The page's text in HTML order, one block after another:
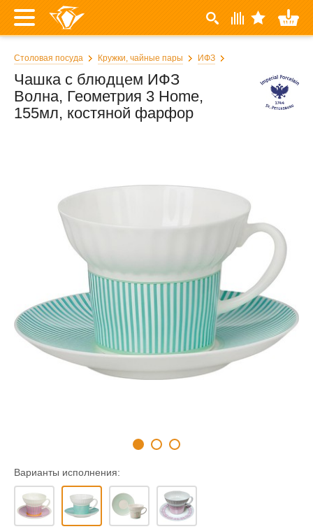
Столовая посуда Кружки, чайные пары ИФЗ
Чашка с блюдцем ИФЗ
Волна, Геометрия 3 Home,
155мл, костяной фарфор
Варианты исполнения: